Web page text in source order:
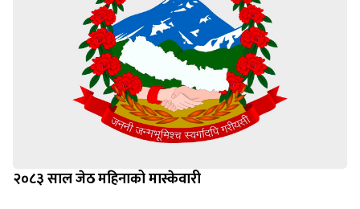
२०८३ साल जेठ महिनाको मास्केवारी